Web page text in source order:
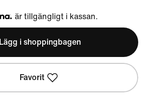
Klarna
är tillgängligt i kassan.
Lägg i shoppingbagen
Favorit